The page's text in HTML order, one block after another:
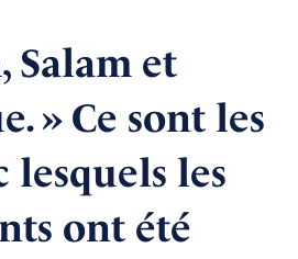
Salam et
» Ce sont les
lesquels les
ont été